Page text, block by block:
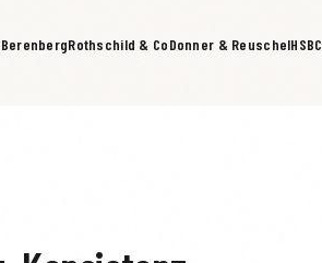
BerenbergRothschild & CoDonner & ReuschelHSBC